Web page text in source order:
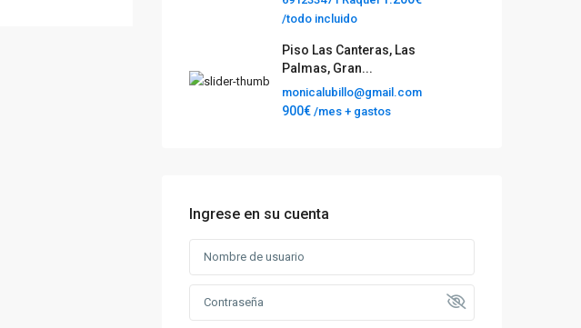
/todo incluido
Piso Las Canteras, Las
Palmas, Gran...
monicalubillo@gmail.com
900€ /mes + gastos
Ingrese en su cuenta